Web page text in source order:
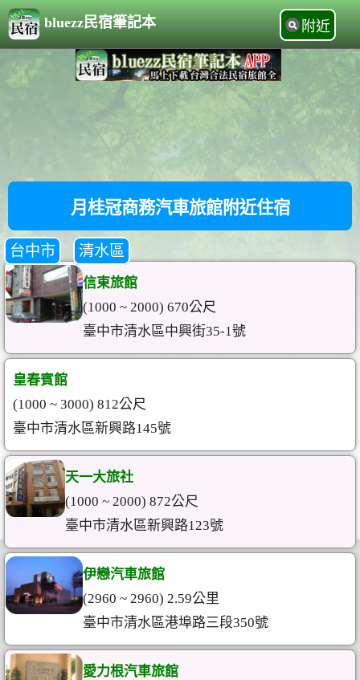
bluezz民宿筆記本 附近
月桂冠商務汽車旅館附近住宿
台中市 清水區
信東旅館
(1000 ~ 2000) 670公尺
臺中市清水區中興街35-1號
皇春賓館
(1000 ~ 3000) 812公尺
臺中市清水區新興路145號
天一大旅社
(1000 ~ 2000) 872公尺
臺中市清水區新興路123號
伊戀汽車旅館
(2960 ~ 2960) 2.59公里
臺中市清水區港埠路三段350號
愛力根汽車旅館